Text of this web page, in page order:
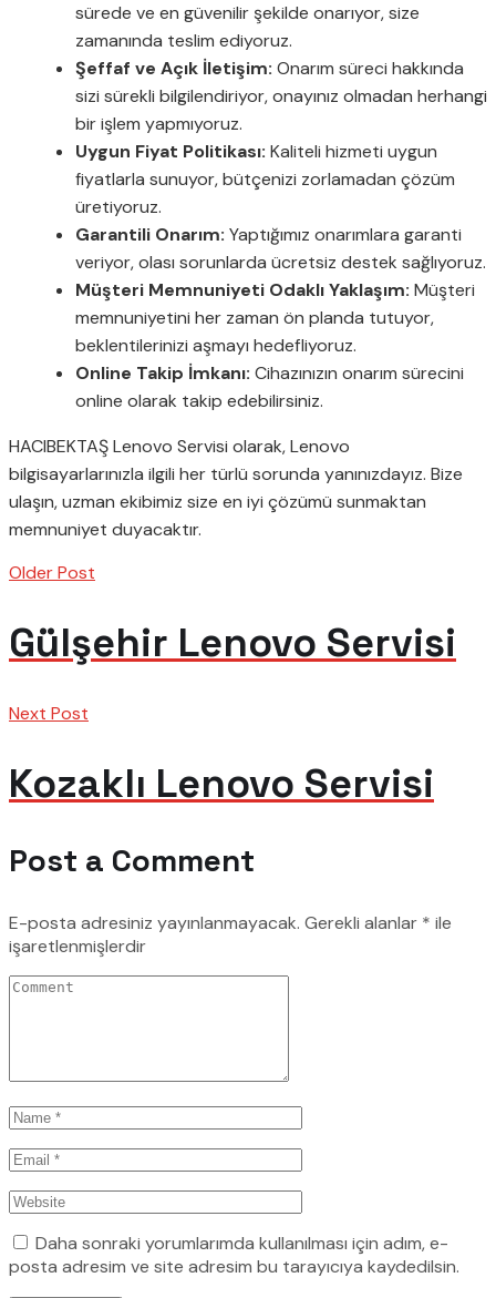
sürede ve en güvenilir şekilde onarıyor, size
zamanında teslim ediyoruz.
Şeffaf ve Açık İletişim: Onarım süreci hakkında
sizi sürekli bilgilendiriyor, onayınız olmadan herhangi
bir işlem yapmıyoruz.
Uygun Fiyat Politikası: Kaliteli hizmeti uygun
fiyatlarla sunuyor, bütçenizi zorlamadan çözüm
üretiyoruz.
Garantili Onarım: Yaptığımız onarımlara garanti
veriyor, olası sorunlarda ücretsiz destek sağlıyoruz.
Müşteri Memnuniyeti Odaklı Yaklaşım: Müşteri
memnuniyetini her zaman ön planda tutuyor,
beklentilerinizi aşmayı hedefliyoruz.
Online Takip İmkanı: Cihazınızın onarım sürecini
online olarak takip edebilirsiniz.
HACIBEKTAŞ Lenovo Servisi olarak, Lenovo
bilgisayarlarınızla ilgili her türlü sorunda yanınızdayız. Bize
ulaşın, uzman ekibimiz size en iyi çözümü sunmaktan
memnuniyet duyacaktır.
Older Post
Gülşehir Lenovo Servisi
Next Post
Kozaklı Lenovo Servisi
Post a Comment
E-posta adresiniz yayınlanmayacak. Gerekli alanlar * ile
işaretlenmişlerdir
Daha sonraki yorumlarımda kullanılması için adım, e-
posta adresim ve site adresim bu tarayıcıya kaydedilsin.